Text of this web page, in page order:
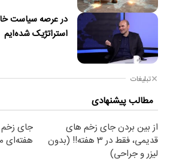
در عرصه سیاست
استراتژیک شده‌ایم
تبلیغات
مطالب پیشنهادی
از بین بردن جای زخم های
قدیمی، فقط در 3 هفته!! (بدون
لیزر و جراحی)